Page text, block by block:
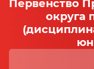
Первенство
округа